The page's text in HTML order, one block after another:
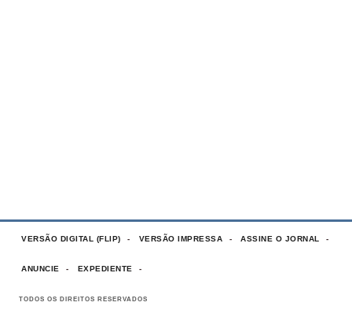
VERSÃO DIGITAL (FLIP) VERSÃO IMPRESSA ASSINE O JORNAL
ANUNCIE EXPEDIENTE
TODOS OS DIREITOS RESERVADOS